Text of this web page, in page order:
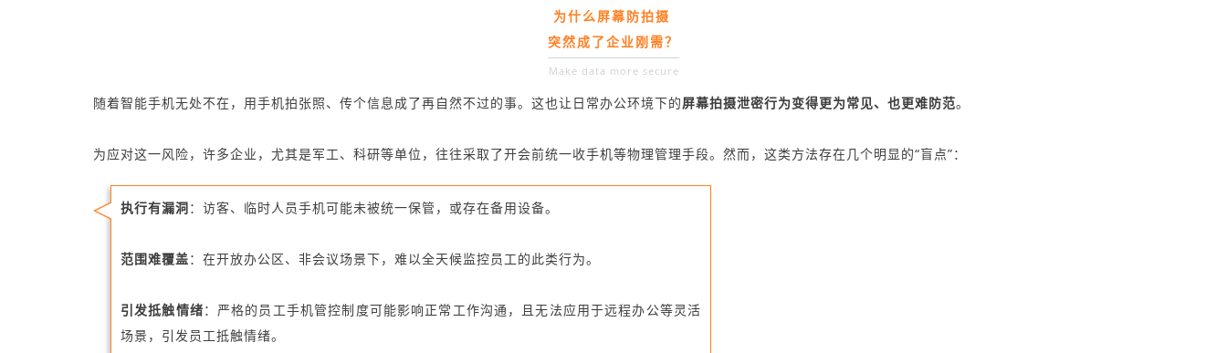
为什么屏幕防拍摄
突然成了企业刚需？
Make data more secure
随着智能手机无处不在，用手机拍张照、传个信息成了再自然不过的事。这也让日常办公环境下的屏幕拍摄泄密行为变得更为常见、也更难防范。
为应对这一风险，许多企业，尤其是军工、科研等单位，往往采取了开会前统一收手机等物理管理手段。然而，这类方法存在几个明显的“盲点”：
执行有漏洞：访客、临时人员手机可能未被统一保管，或存在备用设备。
范围难覆盖：在开放办公区、非会议场景下，难以全天候监控员工的此类行为。
引发抵触情绪：严格的员工手机管控制度可能影响正常工作沟通，且无法应用于远程办公等灵活
场景，引发员工抵触情绪。